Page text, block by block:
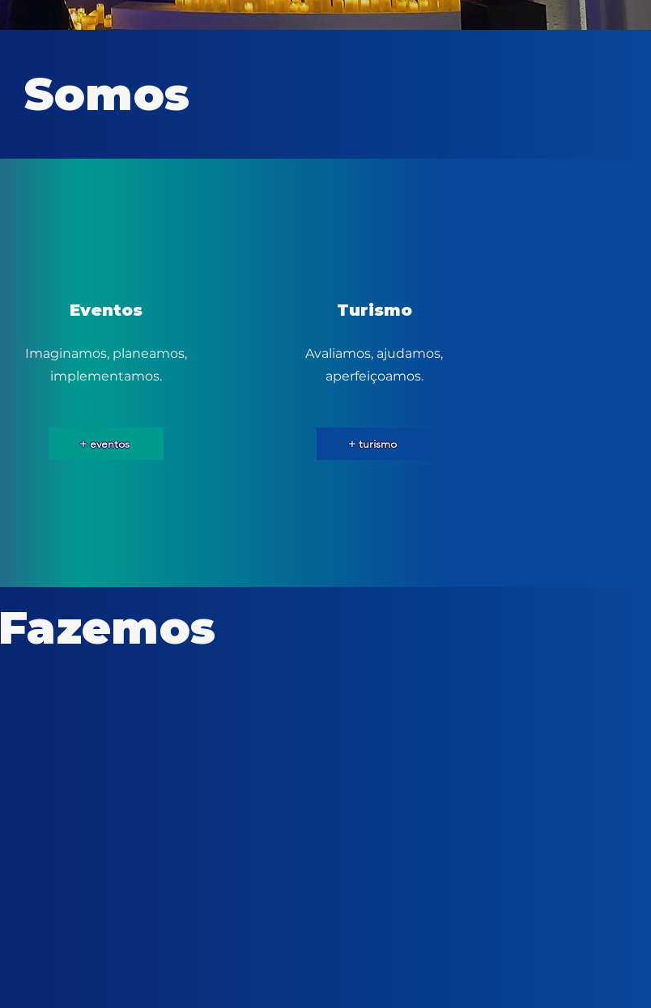
Somos
Eventos
Imaginamos, planeamos,
implementamos.
+ eventos
Turismo
Avaliamos, ajudamos,
aperfeiçoamos.
+ turismo
Fazemos